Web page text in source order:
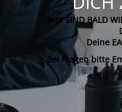
WIR SIND BALD
Deine
Bei Fragen bitte